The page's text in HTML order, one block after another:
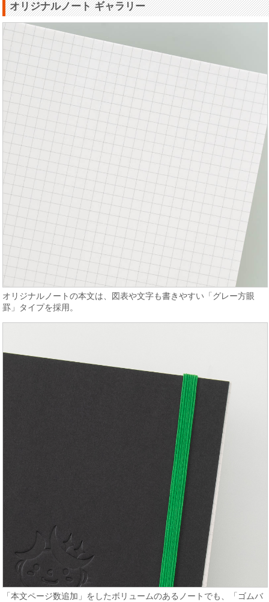
オリジナルノート ギャラリー
オリジナルノートの本文は、図表や文字も書きやすい「グレー方眼
罫」タイプを採用。
「本文ページ数追加」をしたボリュームのあるノートでも、「ゴムバ